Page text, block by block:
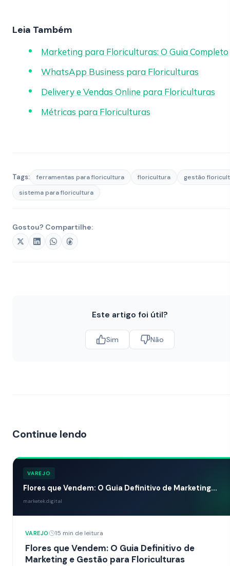
Leia Também
Marketing para Floriculturas: O Guia Completo
WhatsApp Business para Floriculturas
Delivery e Vendas Online para Floriculturas
Métricas para Floriculturas
Tags: ferramentas para floricultura floricultura
gestão
sistema para floricultura
Gostou? Compartilhe:
Este artigo foi útil?
Sim Não
Continue lendo
VAREJO
Flores que Vendem: O Guia Definitivo de Marketing...
marketek.digital
VAREJO 15 min de leitura
Flores que Vendem: O Guia Definitivo de
Marketing e Gestão para Floriculturas